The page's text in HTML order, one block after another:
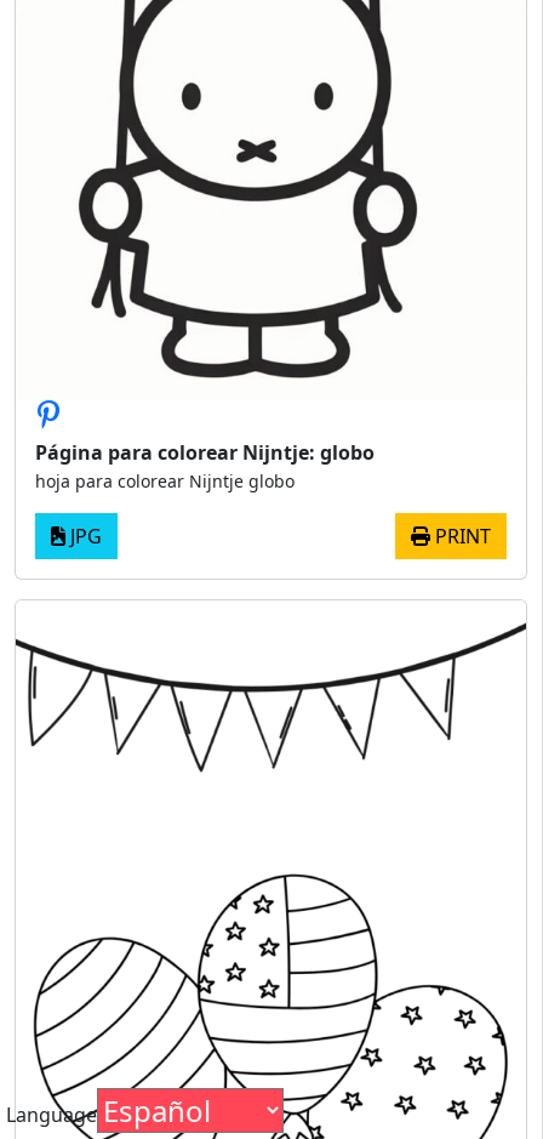
Página para colorear Nijntje: globo
hoja para colorear Nijntje globo
JPG PRINT
Language